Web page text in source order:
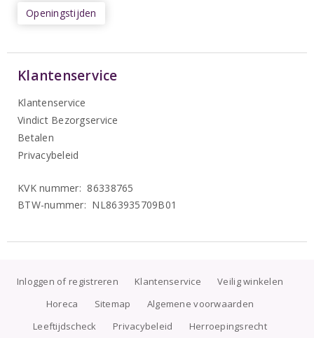
Openingstijden
Klantenservice
Klantenservice
Vindict Bezorgservice
Betalen
Privacybeleid
KVK nummer: 86338765
BTW-nummer: NL863935709B01
Inloggen of registreren Klantenservice
Veilig winkelen
Horeca
Sitemap
Algemene voorwaarden
Leeftijdscheck
Privacybeleid Herroepingsrecht